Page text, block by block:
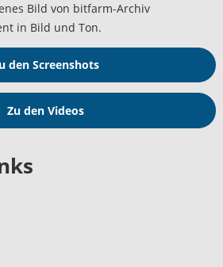
Bild von bitfarm-Archiv
in Bild und Ton.
den Screenshots
Zu den Videos